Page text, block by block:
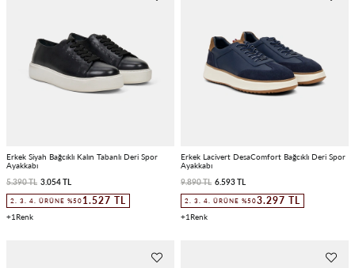
Erkek Siyah Bağcıklı Kalın Tabanlı Deri Spor
Ayakkabı
3.054 TL
5.390 TL
2. 3. 4. ÜRÜNE %50 1.527 TL
1
Erkek Lacivert DesaComfort Bağcıklı Deri Spor
Ayakkabı
6.593 TL
9.890 TL
2. 3. 4. ÜRÜNE %503.297 TL
1